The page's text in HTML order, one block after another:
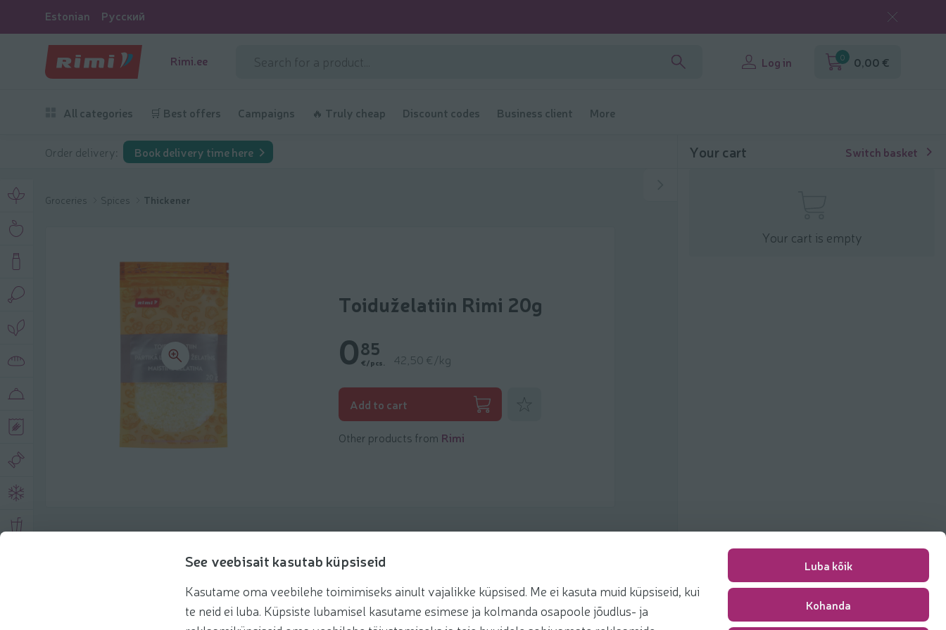
See veebisait kasutab küpsiseid
Kasutame oma veebilehe toimimiseks ainult vajalikke küpsised. Me ei kasuta muid küpsiseid, kui
te neid ei luba. Küpsiste lubamisel kasutame esimese ja kolmanda osapoole jõudlus- ja
Luba kõik
Kohanda
Estonian Русский
Rimi.ee Log in 0 0,00 €
All categories 🛒 Best offers Campaigns 🔥 Truly cheap Discount codes Business client More
Order delivery: Book delivery time here
Groceries Spices Thickener
Toiduželatiin Rimi 20g
085
€/pcs. 42,50 €/kg
Add to cart
Other products from Rimi
Recommendations Recipes
Your cart Switch basket
Your cart is empty